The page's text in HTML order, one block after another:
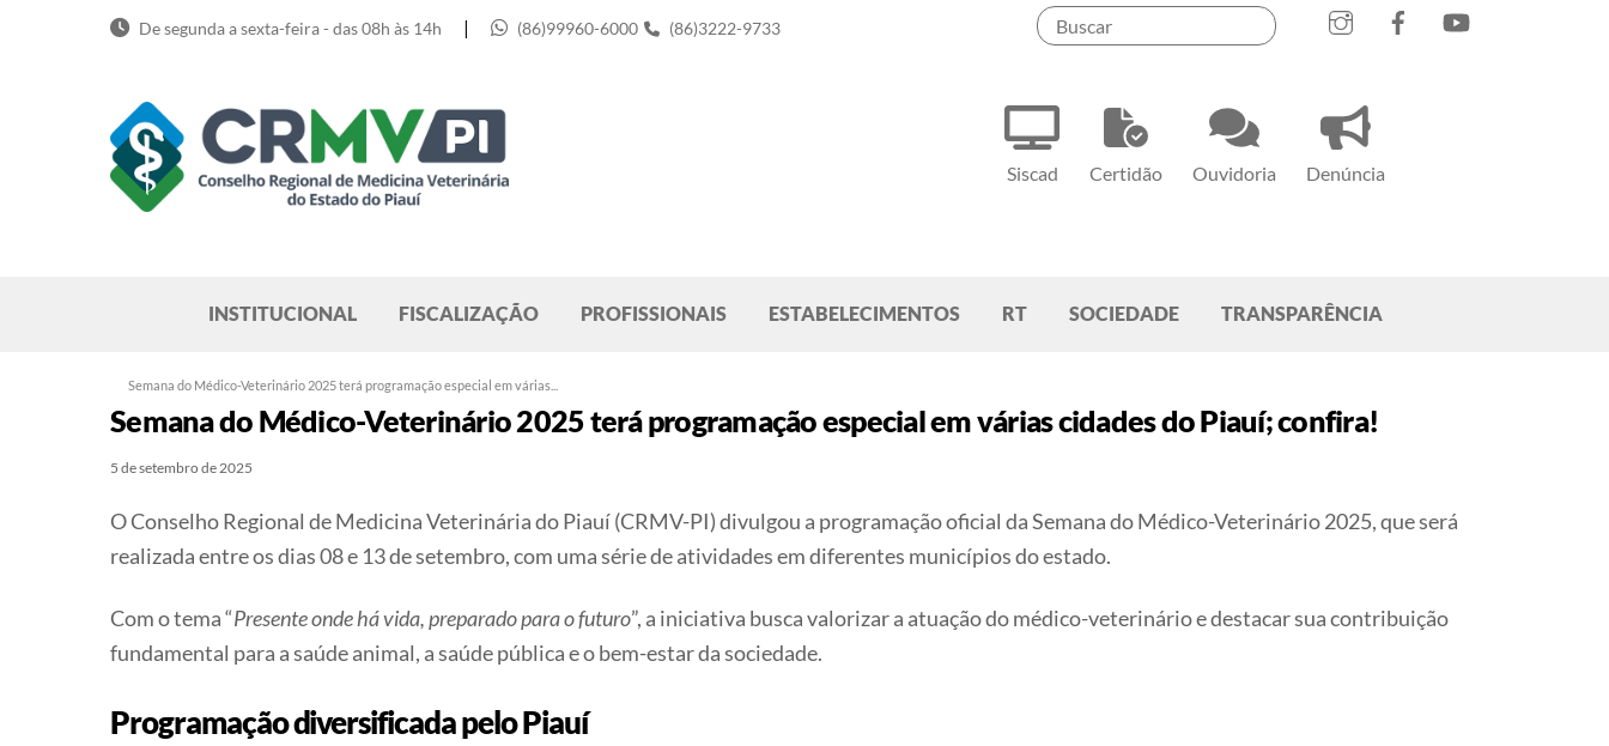
Siscad Certidão Ouvidoria Denúncia
InstagramFacebook
De segunda a sexta-feira - das 08h às 14h | (86)99960-6000 (86)3222-9733
INSTITUCIONAL FISCALIZAÇÃO PROFISSIONAIS ESTABELECIMENTOS RT SOCIEDADE TRANSPARÊNCIA
Semana do Médico-Veterinário 2025 terá programação especial em várias...
Semana do Médico-Veterinário 2025 terá programação especial em várias cidades do Piauí; confira!
5 de setembro de 2025
O Conselho Regional de Medicina Veterinária do Piauí (CRMV-PI) divulgou a programação oficial daSemana do Médico-Veterinário 2025, que será
realizada entre os dias08 e 13 de setembro, com uma série de atividades em diferentes municípios do estado.
Com o tema“Presente onde há vida, preparado para o futuro”, a iniciativa busca valorizar a atuação do médico-veterinário e destacar sua contribuição
fundamental para a saúde animal, a saúde pública e o bem-estar da sociedade.
Programação diversificada pelo Piauí